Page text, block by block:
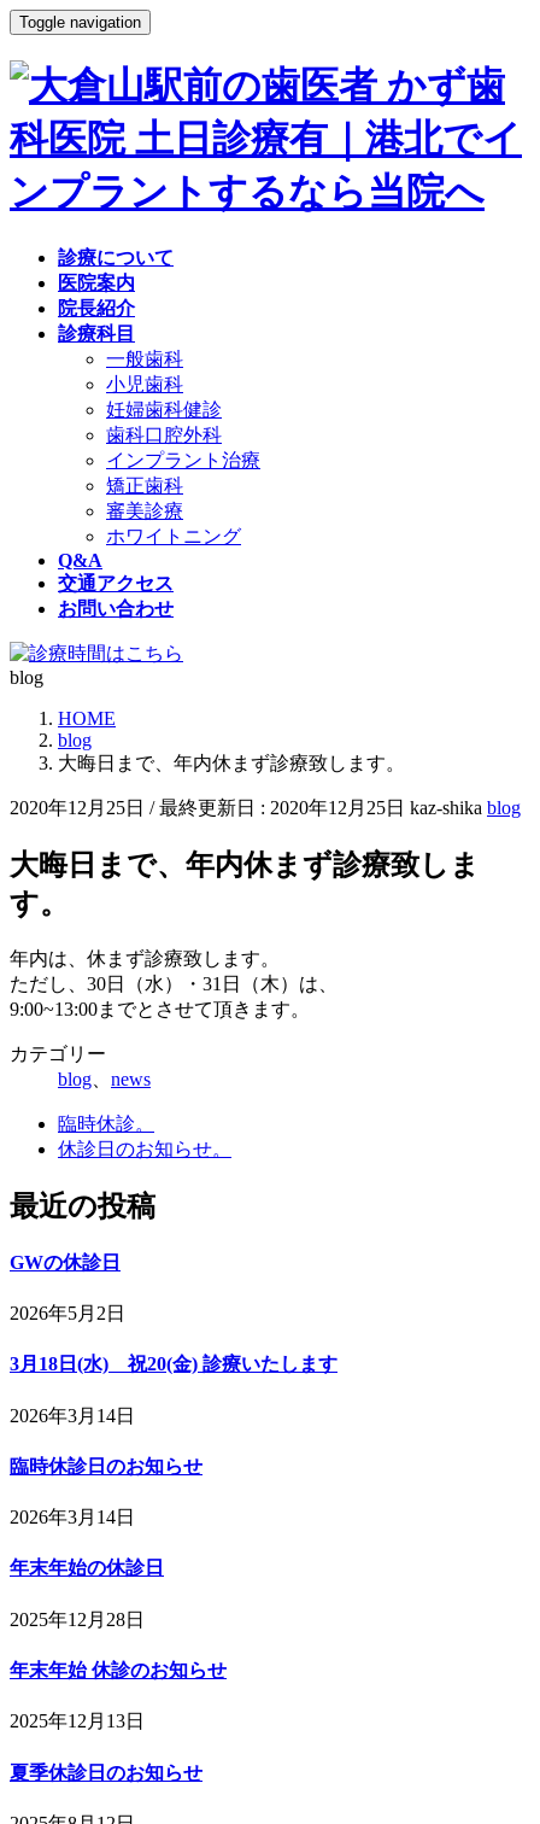
Toggle navigation
診療について
医院案内
院長紹介
診療科目
一般歯科
小児歯科
妊婦歯科健診
歯科口腔外科
インプラント治療
矯正歯科
審美診療
ホワイトニング
Q&A
交通アクセス
お問い合わせ
blog
HOME
blog
大晦日まで、年内休まず診療致します。
2020年12月25日 / 最終更新日 : 2020年12月25日 kaz-shika blog
大晦日まで、年内休まず診療致しま
す。
年内は、休まず診療致します。
ただし、30日（水）・31日（木）は、
9:00~13:00までとさせて頂きます。
カテゴリー
blog
news
臨時休診。
休診日のお知らせ。
最近の投稿
GWの休診日
2026年5月2日
3月18日(水) 祝20(金) 診療いたします
2026年3月14日
臨時休診日のお知らせ
2026年3月14日
年末年始の休診日
2025年12月28日
年末年始 休診のお知らせ
2025年12月13日
夏季休診日のお知らせ